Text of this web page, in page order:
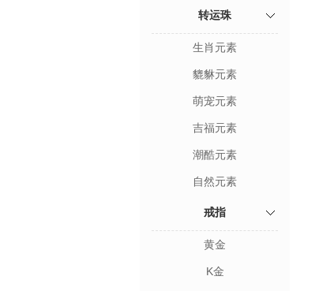
转运珠
生肖元素
貔貅元素
萌宠元素
吉福元素
潮酷元素
自然元素
戒指
黄金
K金